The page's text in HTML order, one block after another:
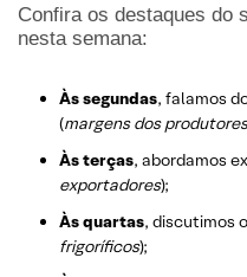
Confira os destaques do
nesta semana:
Às segundas, falamos
(margens dos
Às terças, abordamos
exportadores);
Às quartas, discutimos
frigoríficos);